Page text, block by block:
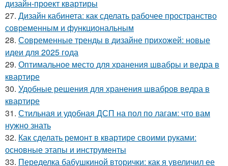
дизайн-проект квартиры
27. Дизайн кабинета: как сделать рабочее пространство
современным и функциональным
28. Современные тренды в дизайне прихожей: новые
идеи для 2025 года
29. Оптимальное место для хранения швабры и ведра в
квартире
30. Удобные решения для хранения швабров ведра в
квартире
31. Стильная и удобная ДСП на пол по лагам: что вам
нужно знать
32. Как сделать ремонт в квартире своими руками:
основные этапы и инструменты
33. Переделка бабушкиной вторички: как я увеличил ее